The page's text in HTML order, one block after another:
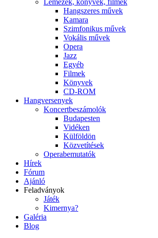
Lemezek, könyvek, filmek
Hangszeres művek
Kamara
Szimfonikus művek
Vokális művek
Opera
Jazz
Egyéb
Filmek
Könyvek
CD-ROM
Hangversenyek
Koncertbeszámolók
Budapesten
Vidéken
Külföldön
Közvetítések
Operabemutatók
Hírek
Fórum
Ajánló
Feladványok
Játék
Kimernya?
Galéria
Blog